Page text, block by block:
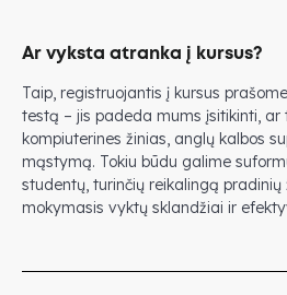
Ar vyksta atranka į kursus?
Taip, registruojantis į kursus
testą – jis padeda mums įsitikinti, ar
kompiuterines žinias, anglų kalbos
mąstymą. Tokiu būdu galime
studentų, turinčių reikalingą
mokymasis vyktų sklandžiai ir